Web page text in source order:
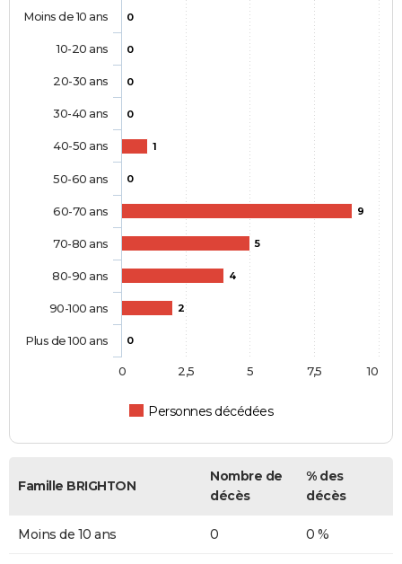
0
0
0
0
1
0
9
5
4
2
0
Personnes décédées
Moins de 10 ans
10-20 ans
20-30 ans
30-40 ans
40-50 ans
50-60 ans
60-70 ans
70-80 ans
80-90 ans
90-100 ans
Plus de 100 ans
0 10
2,5 5 7,5
Famille BRIGHTON
Nombre de
décès
% des
décès
Moins de 10 ans 0 0 %